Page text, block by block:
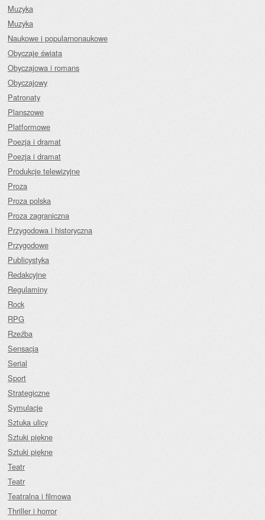
Muzyka
Muzyka
Naukowe i popularnonaukowe
Obyczaje świata
Obyczajowa i romans
Obyczajowy
Patronaty
Planszowe
Platformowe
Poezja i dramat
Poezja i dramat
Produkcje telewizyjne
Proza
Proza polska
Proza zagraniczna
Przygodowa i historyczna
Przygodowe
Publicystyka
Redakcyjne
Regulaminy
Rock
RPG
Rzeźba
Sensacja
Serial
Sport
Strategiczne
Symulacje
Sztuka ulicy
Sztuki piękne
Sztuki piękne
Teatr
Teatr
Teatralna i filmowa
Thriller i horror